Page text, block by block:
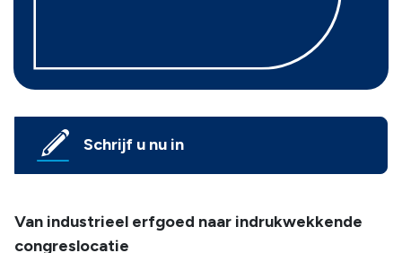
Schrijf u nu in
Van industrieel erfgoed naar indrukwekkende
congreslocatie